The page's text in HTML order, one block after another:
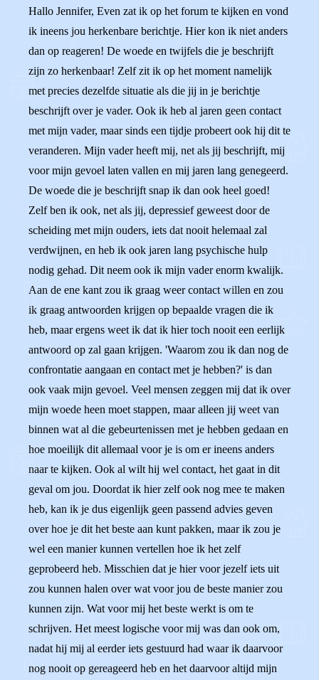
Hallo Jennifer, Even zat ik op het forum te kijken en vond
ik ineens jou herkenbare berichtje. Hier kon ik niet anders
dan op reageren! De woede en twijfels die je beschrijft
zijn zo herkenbaar! Zelf zit ik op het moment namelijk
met precies dezelfde situatie als die jij in je berichtje
beschrijft over je vader. Ook ik heb al jaren geen contact
met mijn vader, maar sinds een tijdje probeert ook hij dit te
veranderen. Mijn vader heeft mij, net als jij beschrijft, mij
voor mijn gevoel laten vallen en mij jaren lang genegeerd.
De woede die je beschrijft snap ik dan ook heel goed!
Zelf ben ik ook, net als jij, depressief geweest door de
scheiding met mijn ouders, iets dat nooit helemaal zal
verdwijnen, en heb ik ook jaren lang psychische hulp
nodig gehad. Dit neem ook ik mijn vader enorm kwalijk.
Aan de ene kant zou ik graag weer contact willen en zou
ik graag antwoorden krijgen op bepaalde vragen die ik
heb, maar ergens weet ik dat ik hier toch nooit een eerlijk
antwoord op zal gaan krijgen. 'Waarom zou ik dan nog de
confrontatie aangaan en contact met je hebben?' is dan
ook vaak mijn gevoel. Veel mensen zeggen mij dat ik over
mijn woede heen moet stappen, maar alleen jij weet van
binnen wat al die gebeurtenissen met je hebben gedaan en
hoe moeilijk dit allemaal voor je is om er ineens anders
naar te kijken. Ook al wilt hij wel contact, het gaat in dit
geval om jou. Doordat ik hier zelf ook nog mee te maken
heb, kan ik je dus eigenlijk geen passend advies geven
over hoe je dit het beste aan kunt pakken, maar ik zou je
wel een manier kunnen vertellen hoe ik het zelf
geprobeerd heb. Misschien dat je hier voor jezelf iets uit
zou kunnen halen over wat voor jou de beste manier zou
kunnen zijn. Wat voor mij het beste werkt is om te
schrijven. Het meest logische voor mij was dan ook om,
nadat hij mij al eerder iets gestuurd had waar ik daarvoor
nog nooit op gereageerd heb en het daarvoor altijd mijn